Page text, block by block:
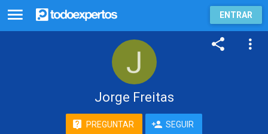
ENTRAR
Jorge Freitas
PREGUNTAR SEGUIR